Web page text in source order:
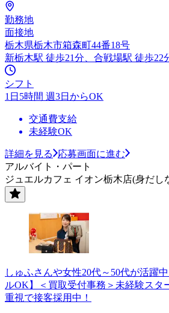
勤務地
面接地
栃木県栃木市箱森町44番18号
新栃木駅 徒歩21分、合戦場駅 徒歩22
シフト
1日5時間 週3日からOK
交通費支給
未経験OK
詳細を見る
応募画面に進む
アルバイト・パート
ジュエルカフェ イオン栃木店(身だし
しゅふさんや女性20代～50代が活躍
ルOK】＜買取受付事務＞未経験スタ
重視で接客採用中！